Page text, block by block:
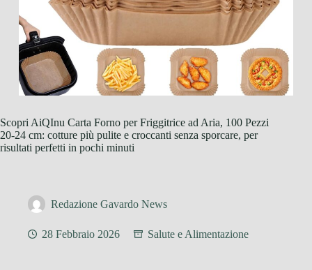
Scopri AiQInu Carta Forno per Friggitrice ad Aria, 100 Pezzi
20-24 cm: cotture più pulite e croccanti senza sporcare, per
risultati perfetti in pochi minuti
Redazione Gavardo News
28 Febbraio 2026 Salute e Alimentazione